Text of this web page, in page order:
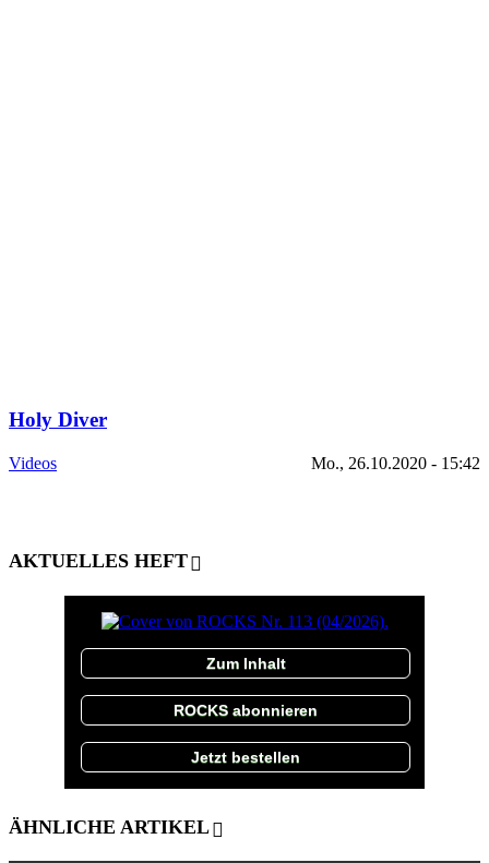
Holy Diver
Videos Mo., 26.10.2020 - 15:42
AKTUELLES HEFT
Zum Inhalt
ROCKS abonnieren
Jetzt bestellen
ÄHNLICHE ARTIKEL